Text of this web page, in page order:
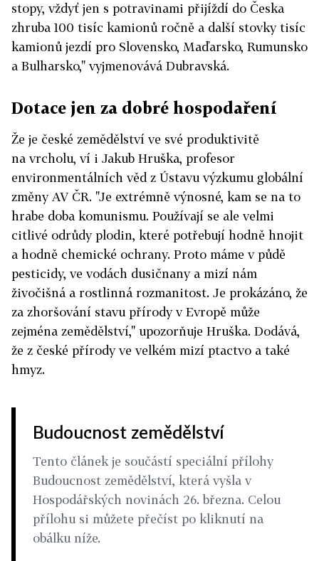
stopy, vždyť jen s potravinami přijíždí do Česka
zhruba 100 tisíc kamionů ročně a další stovky tisíc
kamionů jezdí pro Slovensko, Maďarsko, Rumunsko
a Bulharsko," vyjmenovává Dubravská.
Dotace jen za dobré hospodaření
Že je české zemědělství ve své produktivitě
na vrcholu, ví i Jakub Hruška, profesor
environmentálních věd z Ústavu výzkumu globální
změny AV ČR. "Je extrémně výnosné, kam se na to
hrabe doba komunismu. Používají se ale velmi
citlivé odrůdy plodin, které potřebují hodně hnojit
a hodně chemické ochrany. Proto máme v půdě
pesticidy, ve vodách dusičnany a mizí nám
živočišná a rostlinná rozmanitost. Je prokázáno, že
za zhoršování stavu přírody v Evropě může
zejména zemědělství," upozorňuje Hruška. Dodává,
že z české přírody ve velkém mizí ptactvo a také
hmyz.
Budoucnost zemědělství
Tento článek je součástí speciální přílohy
Budoucnost zemědělství, která vyšla v
Hospodářských novinách 26. března. Celou
přílohu si můžete přečíst po kliknutí na
obálku níže.